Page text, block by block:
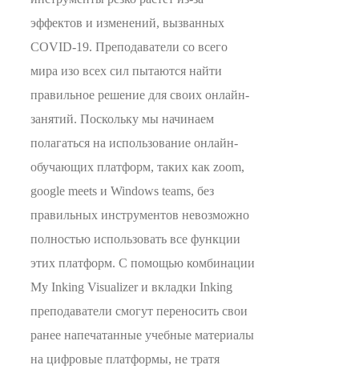
эффектов и изменений, вызванных
COVID-19. Преподаватели со всего
мира изо всех сил пытаются найти
правильное решение для своих онлайн-
занятий. Поскольку мы начинаем
полагаться на использование онлайн-
обучающих платформ, таких как zoom,
google meets и Windows teams, без
правильных инструментов невозможно
полностью использовать все функции
этих платформ. С помощью комбинации
My Inking Visualizer и вкладки Inking
преподаватели смогут переносить свои
ранее напечатанные учебные материалы
на цифровые платформы, не тратя